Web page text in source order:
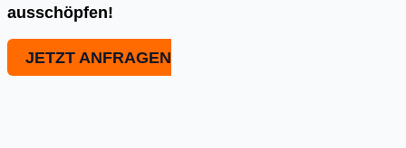
ausschöpfen!
JETZT ANFRAGEN